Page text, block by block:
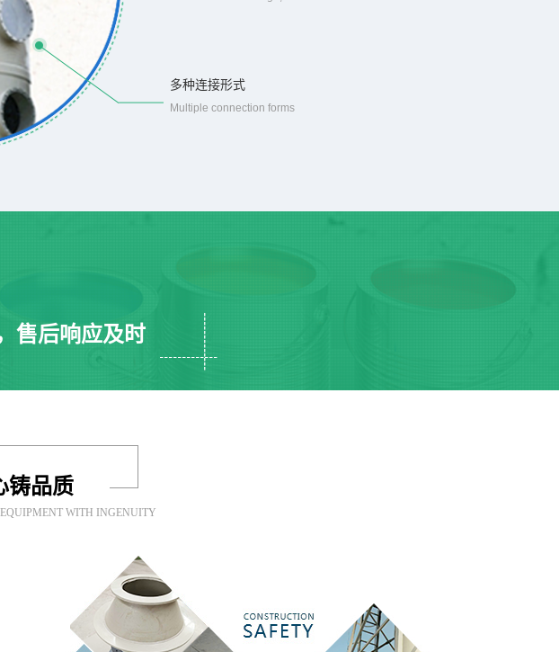
多种连接形式
Multiple connection forms
售后响应及时
铸品质
WITH INGENUITY